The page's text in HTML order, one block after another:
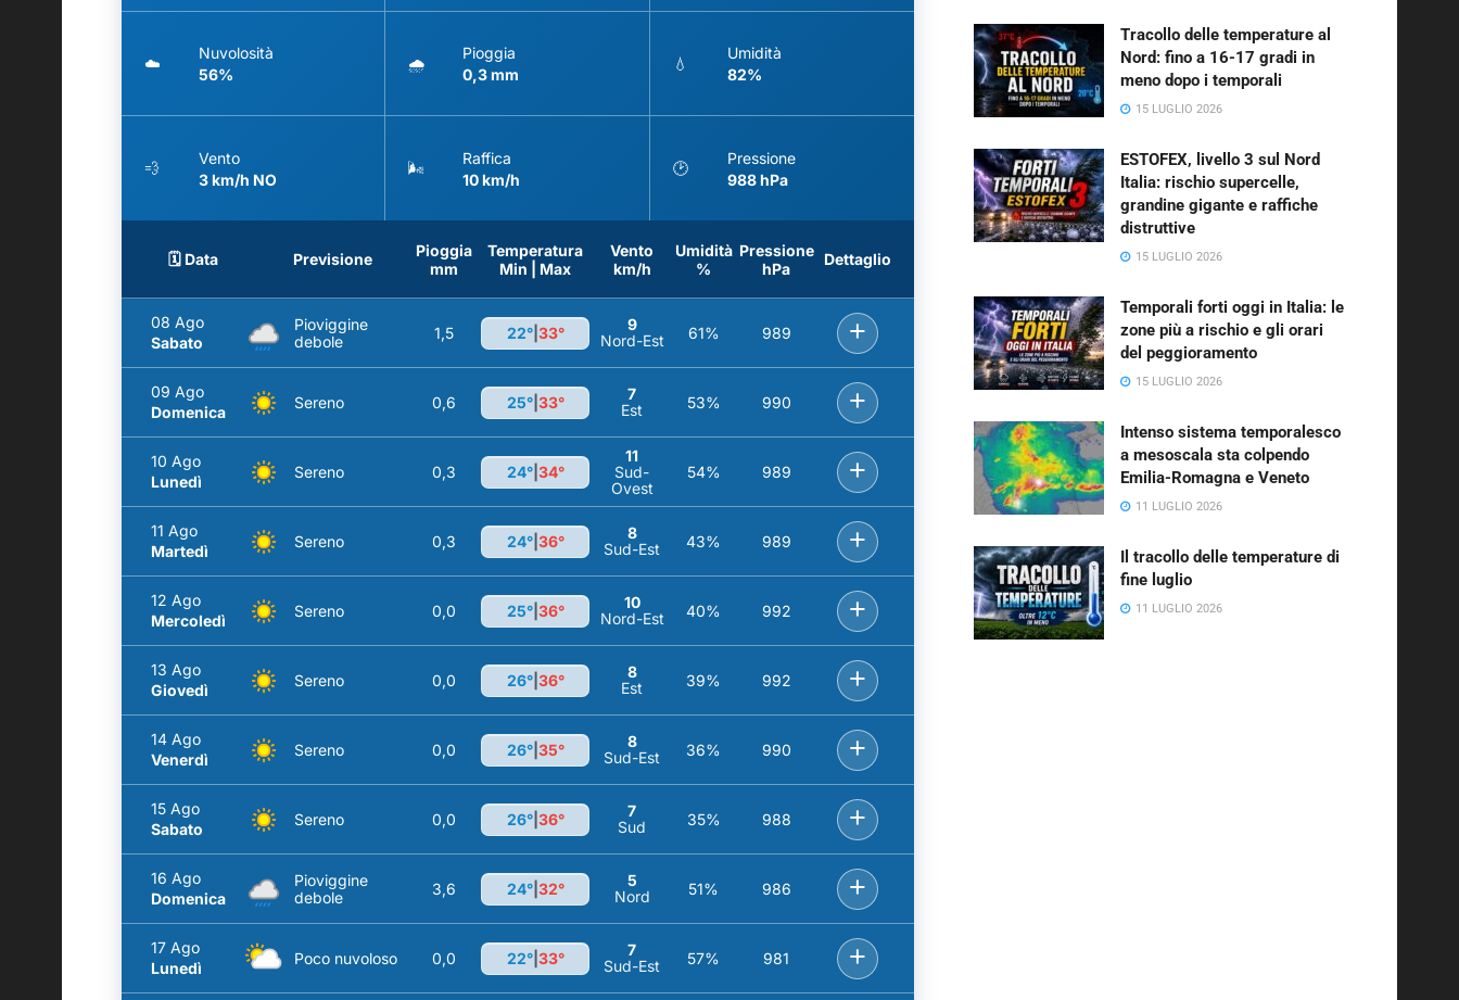
☁️
Nuvolosità
56%
🌧️
Pioggia
0,3 mm
💧
Umidità
82%
💨
Vento
3 km/h NO
🌬️
Raffica
10 km/h
🕑
Pressione
988 hPa
🗓️ Data Previsione
Pioggia
mm
Temperatura
Min | Max
Vento
km/h
Umidità
%
Pressione
hPa
Dettaglio
08 Ago
Sabato
Pioviggine
debole
1,5 22°| 33°
9
Nord-Est
61% 989 +
09 Ago
Domenica
Sereno 0,6 25°| 33°
7
Est
53% 990 +
10 Ago
Lunedì
Sereno 0,3 24°| 34°
11
Sud-
Ovest
54% 989 +
11 Ago
Martedì
Sereno 0,3 24°| 36°
8
Sud-Est
43% 989 +
12 Ago
Mercoledì
Sereno 0,0 25°| 36°
10
Nord-Est
40% 992 +
13 Ago
Giovedì
Sereno 0,0 26°| 36°
8
Est
39% 992 +
14 Ago
Venerdì
Sereno 0,0 26°| 35°
8
Sud-Est
36% 990 +
15 Ago
Sabato
Sereno 0,0 26°| 36°
7
Sud
35% 988 +
16 Ago
Domenica
Pioviggine
debole
3,6 24°| 32°
5
Nord
51% 986 +
17 Ago
Lunedì
Poco nuvoloso 0,0 22°| 33°
7
Sud-Est
57% 981 +
Tracollo delle temperature al
Nord: fino a 16-17 gradi in
meno dopo i temporali
15 LUGLIO 2026
ESTOFEX, livello 3 sul Nord
Italia: rischio supercelle,
grandine gigante e raffiche
distruttive
15 LUGLIO 2026
Temporali forti oggi in Italia: le
zone più a rischio e gli orari
del peggioramento
15 LUGLIO 2026
Intenso sistema temporalesco
a mesoscala sta colpendo
Emilia-Romagna e Veneto
11 LUGLIO 2026
Il tracollo delle temperature di
fine luglio
11 LUGLIO 2026